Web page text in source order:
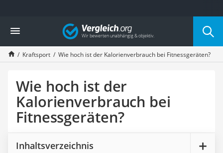
Die beliebtesten Vergleiche nach Kategorie
Freizeit & Sport
Gartentrampolin
Trampolin
Eufab-Fahrradträger
Trampolin 366 cm
Fahrradschloss
Aluminium-Koffer
Futterboot
Air Bike
E-Bike-Dreirad
Vergleich
Kraftsport Wie hoch ist der Kalorienverbrauch bei Fitnessgeräten?
Wie hoch ist der
Kalorienverbrauch bei
Fitnessgeräten?
Inhaltsverzeichnis